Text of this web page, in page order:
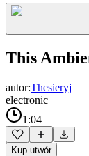
This
autor:Thesieryj
electronic
1:04
Kup utwór